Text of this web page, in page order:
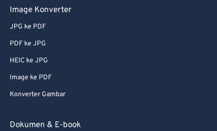
Image Konverter
JPG ke PDF
PDF ke JPG
HEIC ke JPG
Image ke PDF
Konverter Gambar
Dokumen & E-book